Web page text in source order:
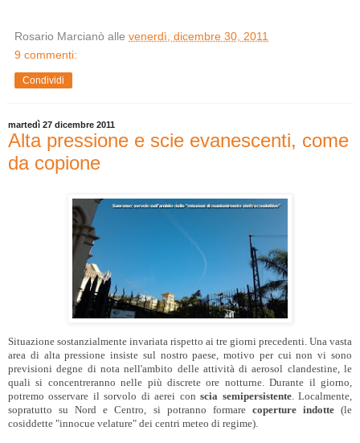
Rosario Marcianò alle venerdì, dicembre 30, 2011
9 commenti:
Condividi
martedì 27 dicembre 2011
Alta pressione e scie evanescenti, come
da copione
Situazione sostanzialmente invariata rispetto ai tre giorni precedenti. Una vasta
area di alta pressione insiste sul nostro paese, motivo per cui non vi sono
previsioni degne di nota nell'ambito delle attività di aerosol clandestine, le
quali si concentreranno nelle più discrete ore notturne. Durante il giorno,
potremo osservare il sorvolo di aerei conscia semipersistente. Localmente,
sopratutto su Nord e Centro, si potranno formare coperture indotte(le
cosiddette "innocue velature" dei centri meteo di regime).